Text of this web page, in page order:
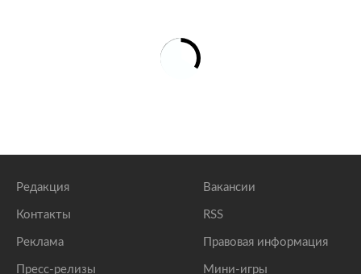
Редакция
Контакты
Реклама
Пресс-релизы
Вакансии
RSS
Правовая информация
Мини-игры